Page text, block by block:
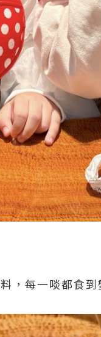
，每一啖都食